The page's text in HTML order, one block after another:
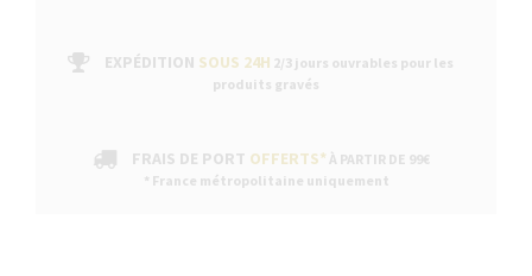
EXPÉDITION SOUS 24H 2/3 jours ouvrables pour les
produits gravés
FRAIS DE PORT OFFERTS* À PARTIR DE 99€
* France métropolitaine uniquement